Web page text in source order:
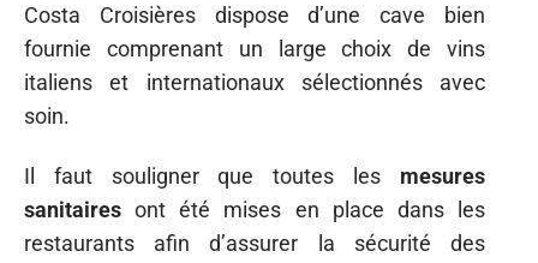
Costa Croisières dispose d’une cave bien
fournie comprenant un large choix de vins
italiens et internationaux sélectionnés avec
soin.
Il faut souligner que toutes les mesures
sanitaires ont été mises en place dans les
restaurants afin d’assurer la sécurité des